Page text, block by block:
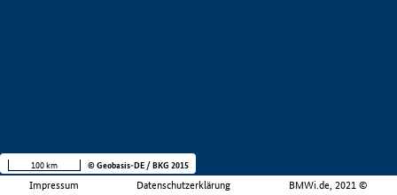
Impressum Datenschutzerklärung BMWi.de, 2021 ©
100 km © Geobasis-DE / BKG 2015